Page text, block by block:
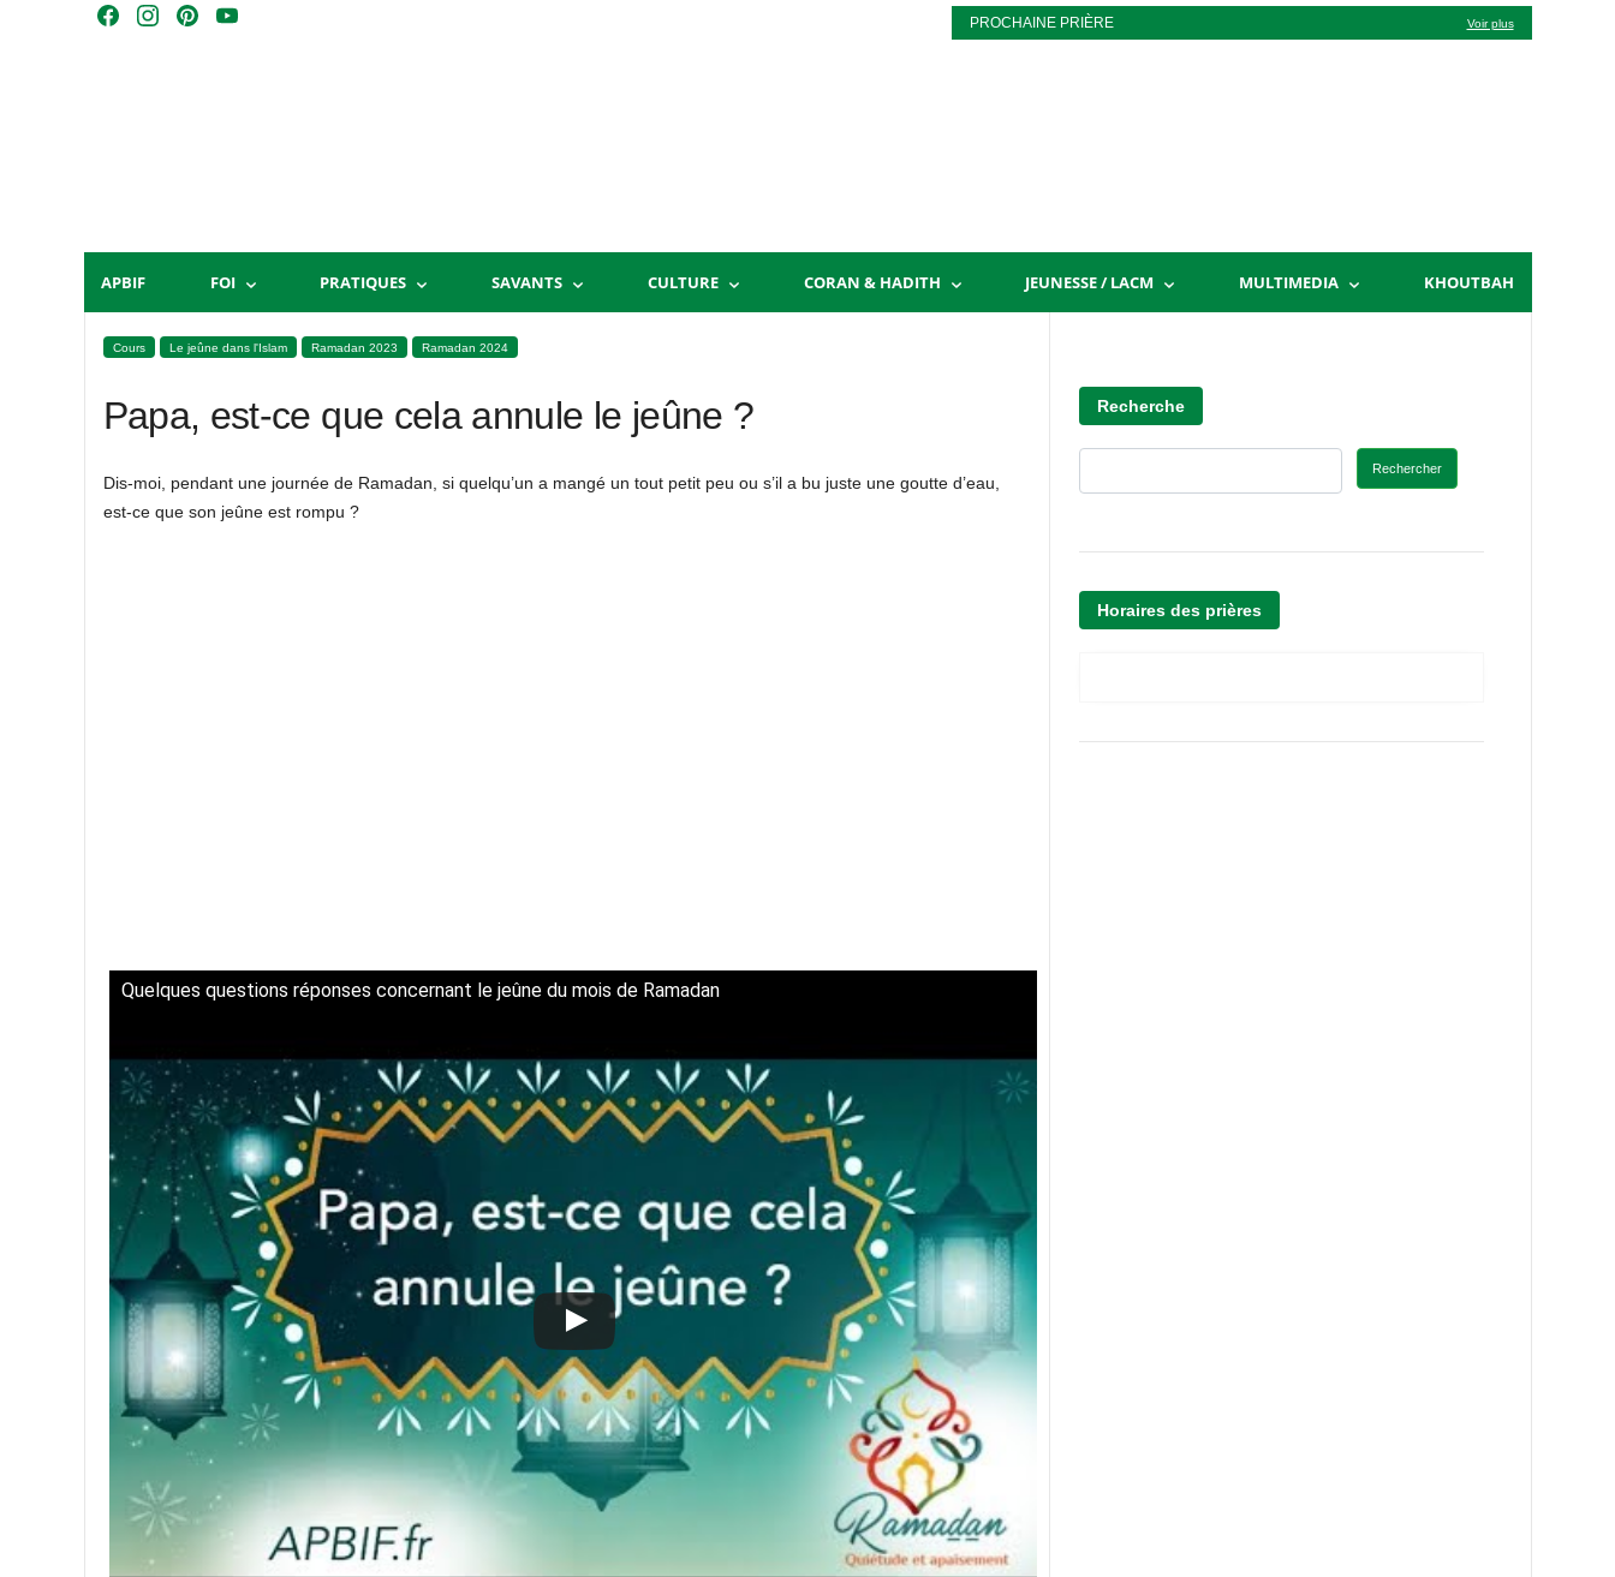
Skip
m
t
Y
PROCHAINE PRIÈRE Voir plus
APBIF FOI PRATIQUES SAVANTS CULTURE CORAN & HADITH JEUNESSE / LACM MULTIMEDIA KHOUTBAH
Cours Le jeûne dans l'Islam Ramadan 2023 Ramadan 2024
Papa, est-ce que cela annule le jeûne ?
Dis-moi, pendant une journée de Ramadan, si quelqu’un a mangé un tout petit peu ou s’il a bu juste une goutte d’eau,
est-ce que son jeûne est rompu ?
Quelques questions réponses concernant le jeûne du mois de Ramadan
Recherche
Rechercher
Horaires des prières